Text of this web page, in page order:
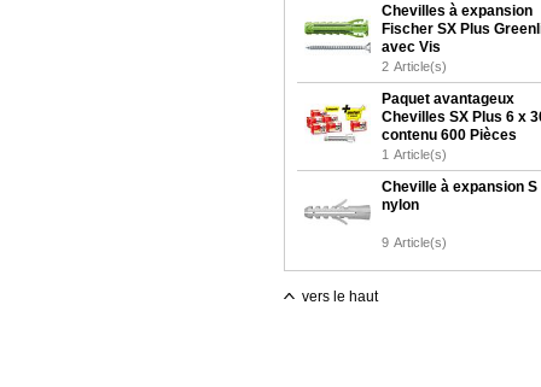
Chevilles à expansion
Fischer SX Plus
avec Vis
2 Article(s)
Paquet avantageux
Chevilles SX Plus 6 x
contenu 600 Pièces
1 Article(s)
Cheville à expansion S
nylon
9 Article(s)
vers le haut